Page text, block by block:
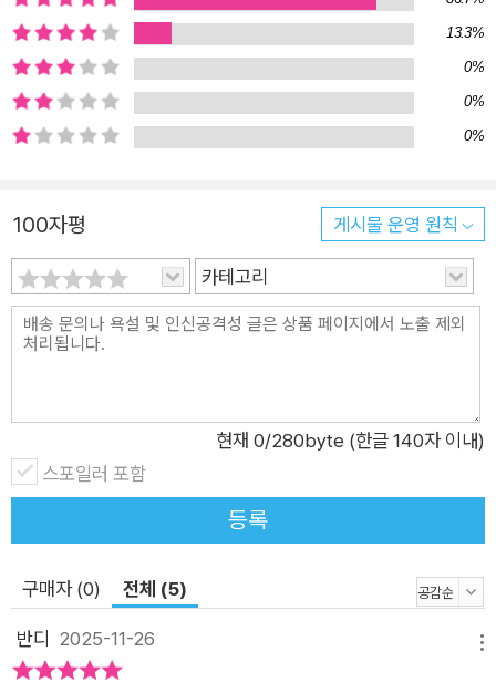
통적으로 지닌 힘이 바로 ‘흔들리지 않는 멘탈’이라는 사실을 발
견했다. 또한 수천 명의 리더를 인터뷰하고 1만 2,000여 쪽의 데
이터를 분석한 끝에, 리더의 성과를 가르는 핵심 요인은 능력의
차이가 아니라 리더라는 자리가 만들어내는 ‘심리적 왜곡’에서 얼
마나 자유로운지에 달려 있다는 사실을 확인했다. 리더가 자신의
무 방식에 매달리는 실수를 반복하거나 자신만 옳다고 믿는 확신
이 점점 더 강해질 수밖에 없다. 이 책은 이러한 보이지 않는 내면
의 작동 원리를 세밀하게 해부하고, 리더가 스스로 무너지는 패턴
에서 벗어날 수 있는 방법을 제시한다. 특히 스트레스를 유발하는
상황과 사람 등 개개인마다 다른 ‘감정 방아쇠’를 식별하는 법, 충
있게 다룬다. 신수정 대표가 “리더가 좋은 의도를 품고 있음에도
왜 나쁜 행동을 하게 되는지 실감 나게 보여준다”라고 말한 것처
럼, 이 책은 리더라면 누구나 빠지기 쉬운 오류와 착각을 명확히
짚어내고, 그로부터 벗어나 보다 객관적이고 건강한 방식으로 조
직을 이끄는 길을 안내한다. ■ “높은 자리가 만드는 압박을 다스
릴 때 비로소 리더가 된다” 압박감과 권력 간극… 리더와 조직을
위협하는 ‘내면의 오작동’을 바로잡는 법 조직에서 높은 위치에
오르는 순간 리더를 둘러싼 환경은 급격히 달라진다. 그러나 많은
이들이 이 변화를 제대로 인식하지 못한 채 이전과 같은 방식으로
13.3%
0%
0%
0%
100자평 게시물 운영 원칙
카테고리
현재 0/280byte (한글 140자 이내)
스포일러 포함
등록
구매자 (0) 전체 (5)
반디 2025-11-26